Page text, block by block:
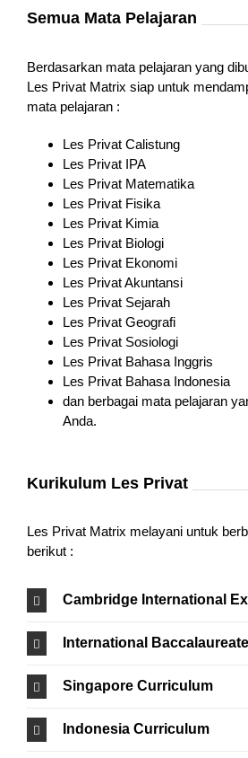
Semua Mata Pelajaran
Berdasarkan mata pelajaran yang
Les Privat Matrix siap untuk
mata pelajaran :
Les Privat Calistung
Les Privat IPA
Les Privat Matematika
Les Privat Fisika
Les Privat Kimia
Les Privat Biologi
Les Privat Ekonomi
Les Privat Akuntansi
Les Privat Sejarah
Les Privat Geografi
Les Privat Sosiologi
Les Privat Bahasa Inggris
Les Privat Bahasa Indonesia
dan berbagai mata pelajaran
Anda.
Kurikulum Les Privat
Les Privat Matrix melayani untuk
berikut :
Cambridge International
International
Singapore Curriculum
Indonesia Curriculum